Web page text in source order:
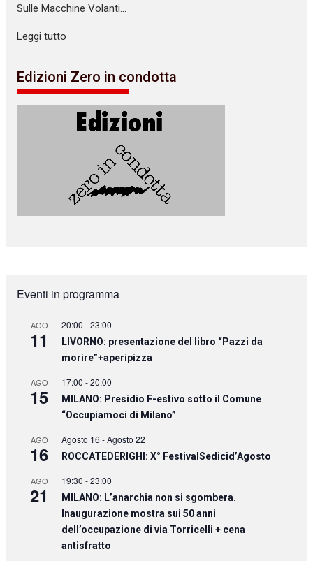
Sulle Macchine Volanti…
Leggi tutto
Edizioni Zero in condotta
Eventi in programma
AGO
11
20:00 -23:00
LIVORNO: presentazione del libro “Pazzi da
morire”+aperipizza
AGO
15
17:00 -20:00
MILANO: Presidio F-estivo sotto il Comune
“Occupiamoci di Milano”
AGO
16
Agosto 16 -Agosto 22
ROCCATEDERIGHI: X° FestivalSedicid’Agosto
AGO
21
19:30 -23:00
MILANO: L’anarchia non si sgombera.
Inaugurazione mostra sui 50 anni
dell’occupazione di via Torricelli + cena
antisfratto